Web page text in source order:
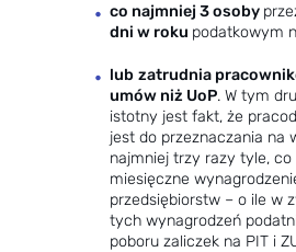
co najmniej 3 osoby
dni w roku podatkowym
lub zatrudnia
umów niż UoP. W tym
istotny jest fakt, że
jest do przeznaczania na
najmniej trzy razy tyle, co
miesięczne
przedsiębiorstw – o ile w
tych wynagrodzeń
poboru zaliczek na PIT i